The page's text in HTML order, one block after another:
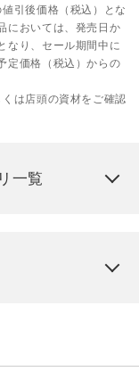
引後価格（税込）とな
においては、発売日か
なり、セール期間中に
定価格（税込）からの
は店頭の資材をご確認
一覧